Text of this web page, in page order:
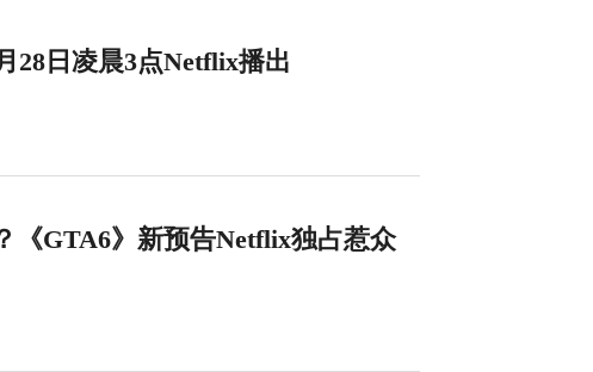
28日凌晨3点Netflix播出
《GTA6》新预告Netflix独占惹众